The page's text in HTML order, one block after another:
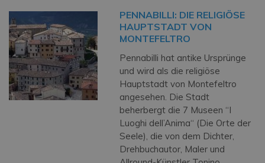
PENNABILLI: DIE RELIGIÖSE
HAUPTSTADT VON
MONTEFELTRO
Pennabilli hat antike Ursprünge
und wird als die religiöse
Hauptstadt von Montefeltro
angesehen. Die Stadt
beherbergt die 7 Museen “I
Luoghi dell’Anima“ (Die Orte der
Seele), die von dem Dichter,
Drehbuchautor, Maler und